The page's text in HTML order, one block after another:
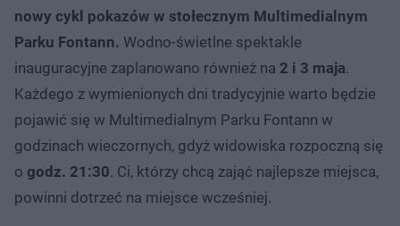
nowy cykl pokazów w stołecznym Multimedialnym
Parku Fontann. Wodno-świetlne spektakle
inauguracyjne zaplanowano również na 2 i 3 maja.
Każdego z wymienionych dni tradycyjnie warto będzie
pojawić się w Multimedialnym Parku Fontann w
godzinach wieczornych, gdyż widowiska rozpoczną się
o godz. 21:30. Ci, którzy chcą zająć najlepsze miejsca,
powinni dotrzeć na miejsce wcześniej.